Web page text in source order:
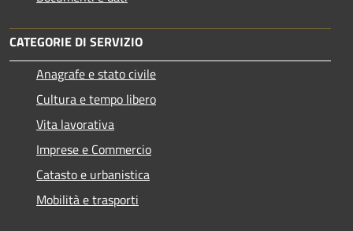
CATEGORIE DI SERVIZIO
Anagrafe e stato civile
Cultura e tempo libero
Vita lavorativa
Imprese e Commercio
Catasto e urbanistica
Mobilità e trasporti